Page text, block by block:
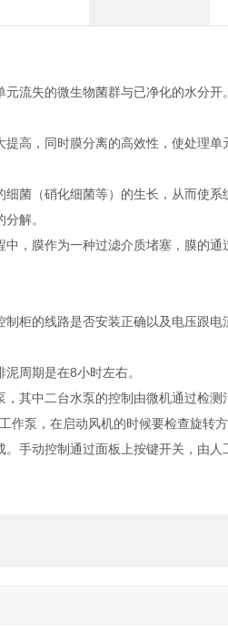
流失的微生物菌群与已净化的水分
高，同时膜分离的高效性，使处理
菌（硝化细菌等）的生长，从而使系
解。
，膜作为一种过滤介质堵塞，膜的
柜的线路是否安装正确以及电压跟电
周期是在8小时左右。
其中二台水泵的控制由微机通过检
泵，在启动风机的时候要检查旋转
手动控制通过面板上按键开关，由人